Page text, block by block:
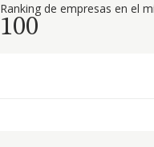
Ranking de empresas en el
100